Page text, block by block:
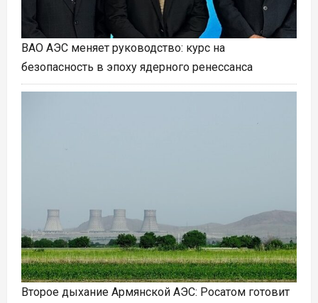
ВАО АЭС меняет руководство: курс на
безопасность в эпоху ядерного ренессанса
Второе дыхание Армянской АЭС: Росатом готовит